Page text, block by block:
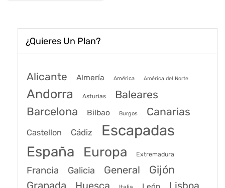
¿Quieres Un Plan?
Alicante Almería América América del Norte
Andorra Asturias Baleares
Barcelona Bilbao Burgos Canarias
Castellon Cádiz Escapadas
España Europa Extremadura
Francia Galicia General Gijón
Granada Huesca Lisboa